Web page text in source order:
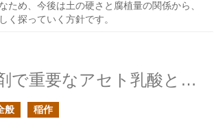
ため、今後は土の硬さと腐植量の関係から、
く探っていく方針です。
稲作の除草剤で重要なアセト乳酸とは何か？
般 稲作